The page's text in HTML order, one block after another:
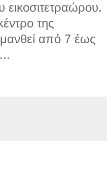
εικοσιτετραώρου.
της
από 7 έως